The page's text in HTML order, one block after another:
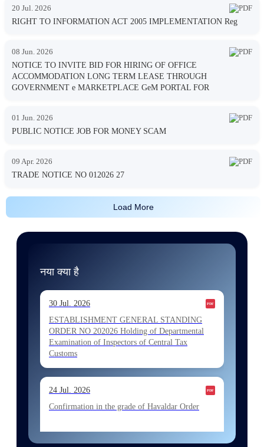
20 Jul. 2026
RIGHT TO INFORMATION ACT 2005 IMPLEMENTATION Reg
08 Jun. 2026
NOTICE TO INVITE BID FOR HIRING OF OFFICE
ACCOMMODATION LONG TERM LEASE THROUGH
GOVERNMENT e MARKETPLACE GeM PORTAL FOR
01 Jun. 2026
PUBLIC NOTICE JOB FOR MONEY SCAM
09 Apr. 2026
TRADE NOTICE NO 012026 27
Load More
नया क्या है
30 Jul. 2026
ESTABLISHMENT GENERAL STANDING
ORDER NO 202026 Holding of Departmental
Examination of Inspectors of Central Tax
Customs
24 Jul. 2026
Confirmation in the grade of Havaldar Order